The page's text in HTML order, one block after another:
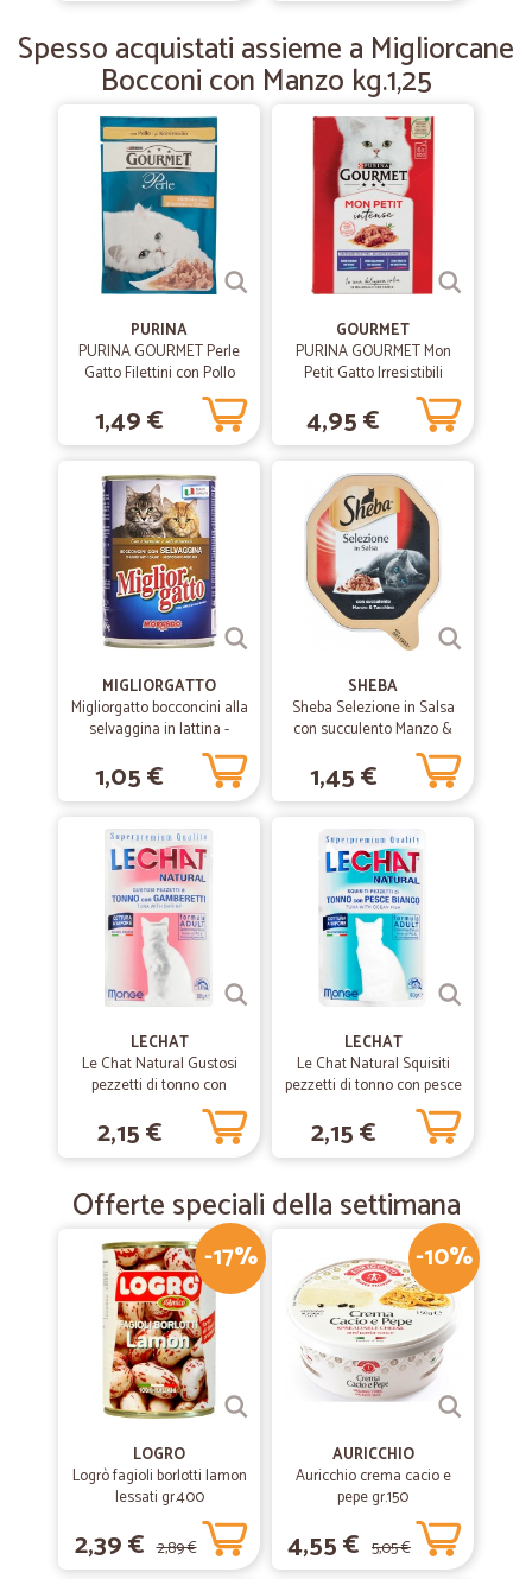
Ho potuto constatare, puntualità, serietà e convenienza. Consiglio a
chiunque di rivolgersi a questa azienda.
Spesso acquistati assieme a Migliorcane
Bocconi con Manzo kg.1,25
PURINA
PURINA GOURMET Perle
Gatto Filettini con Pollo
1,49 €
GOURMET
PURINA GOURMET Mon
Petit Gatto Irresistibili
Ricette con Pesce (Tonno,
Salmone, Trota) Busta
6x50 gr.
4,95 €
MIGLIORGATTO
Migliorgatto bocconcini alla
selvaggina in lattina -
1,05 €
SHEBA
Sheba Selezione in Salsa
con succulento Manzo &
Tacchino 85 gr.
1,45 €
LECHAT
Le Chat Natural Gustosi
pezzetti di tonno con
gamberetti 80 gr.
2,15 €
LECHAT
Le Chat Natural Squisiti
pezzetti di tonno con pesce
2,15 €
Offerte speciali della settimana
-17%
LOGRO
Logrò fagioli borlotti lamon
lessati gr.400
2,39 € 2,89 €
-10%
AURICCHIO
Auricchio crema cacio e
pepe gr.150
4,55 € 5,05 €